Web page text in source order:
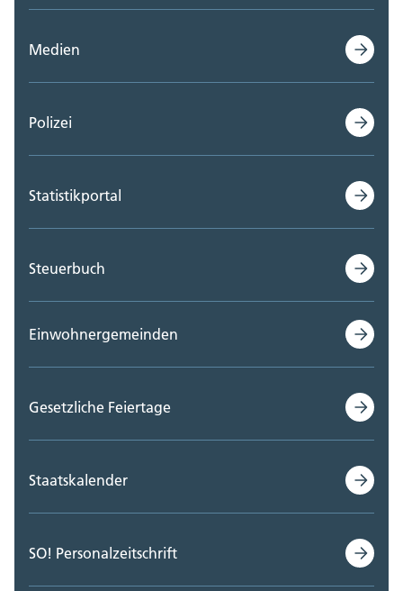
Medien
Polizei
Statistikportal
Steuerbuch
Einwohnergemeinden
Gesetzliche Feiertage
Staatskalender
SO! Personalzeitschrift